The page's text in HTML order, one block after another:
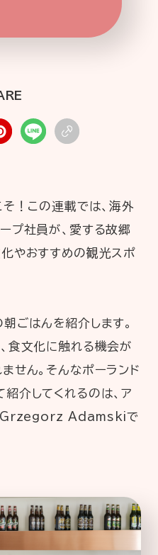
ニュースリリース
シー
そ！この連載では、海外
プ社員が、愛する故郷
やおすすめの観光スポ
ごはんを紹介します。
食文化に触れる機会が
せん。そんなポーランド
介してくれるのは、ア
Grzegorz Adamskiで